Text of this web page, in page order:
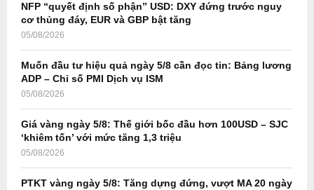
r
R
H
NFP “quyết định số phận” USD: DXY đứng trước nguy
cơ thủng đáy, EUR và GBP bật tăng
05/08/2026
Muốn đầu tư hiệu quả ngày 5/8 cần đọc tin: Bảng lương
ADP – Chỉ số PMI Dịch vụ ISM
05/08/2026
Giá vàng ngày 5/8: Thế giới bốc đầu hơn 100USD – SJC
‘khiêm tốn’ với mức tăng 1,3 triệu
05/08/2026
PTKT vàng ngày 5/8: Tăng dựng đứng, vượt MA 20 ngày